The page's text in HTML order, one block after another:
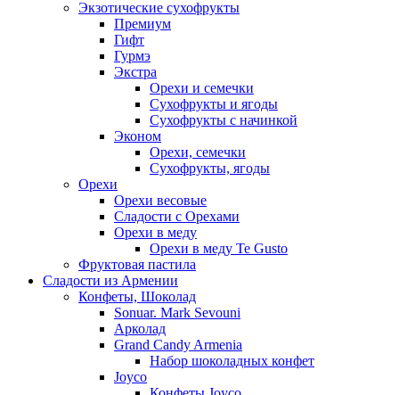
Экзотические сухофрукты
Премиум
Гифт
Гурмэ
Экстра
Орехи и семечки
Сухофрукты и ягоды
Сухофрукты с начинкой
Эконом
Орехи, семечки
Сухофрукты, ягоды
Орехи
Орехи весовые
Сладости с Орехами
Орехи в меду
Орехи в меду Te Gusto
Фруктовая пастила
Сладости из Армении
Конфеты, Шоколад
Sonuar. Mark Sevouni
Арколад
Grand Candy Armenia
Набор шоколадных конфет
Joyco